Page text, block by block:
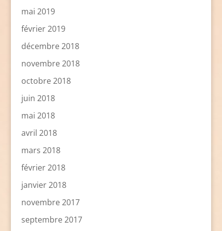
mai 2019
février 2019
décembre 2018
novembre 2018
octobre 2018
juin 2018
mai 2018
avril 2018
mars 2018
février 2018
janvier 2018
novembre 2017
septembre 2017